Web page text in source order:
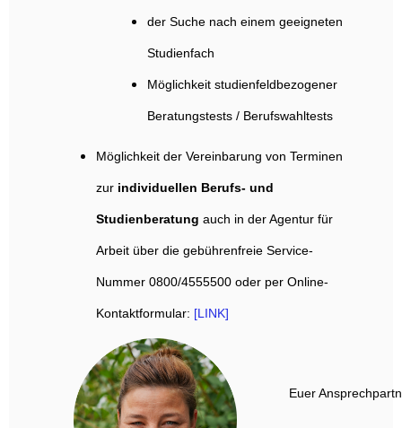
der Suche nach einem geeigneten
Studienfach
Möglichkeit studienfeldbezogener
Beratungstests / Berufswahltests
Möglichkeit der Vereinbarung von Terminen
zur individuellen Berufs- und
Studienberatung auch in der Agentur für
Arbeit über die gebührenfreie Service-
Nummer 0800/4555500 oder per Online-
Kontaktformular: [LINK]
Euer